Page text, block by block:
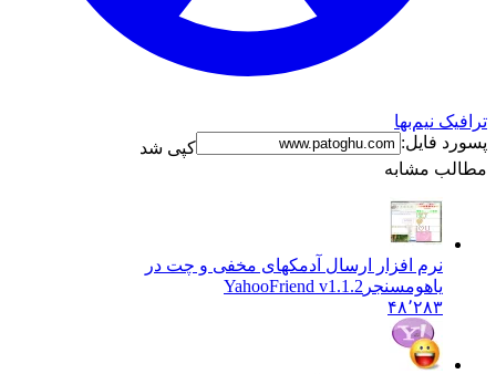
ترافیک نیم‌بها
پسورد فایل:
کپی شد
مطالب مشابه
نرم افزار ارسال آدمکهای مخفی و چت در
یاهومسنجر YahooFriend v1.1.2
۴۸٬۲۸۳